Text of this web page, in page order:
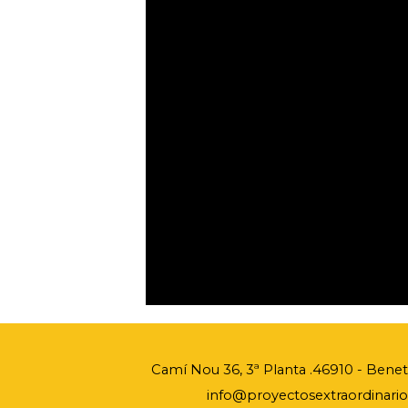
Camí Nou 36, 3ª Planta .46910 -